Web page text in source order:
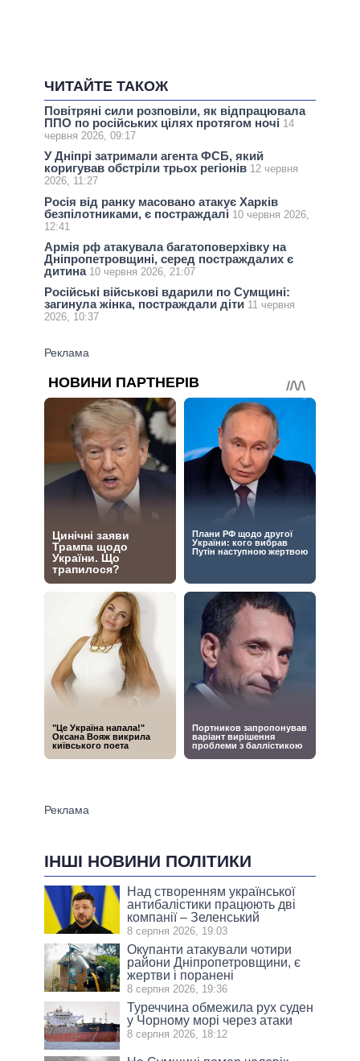
ЧИТАЙТЕ ТАКОЖ
Повітряні сили розповіли, як відпрацювала
ППО по російських цілях протягом ночі 14
червня 2026, 09:17
У Дніпрі затримали агента ФСБ, який
коригував обстріли трьох регіонів 12 червня
2026, 11:27
Росія від ранку масовано атакує Харків
безпілотниками, є постраждалі 10 червня 2026,
12:41
Армія рф атакувала багатоповерхівку на
Дніпропетровщині, серед постраждалих є
дитина 10 червня 2026, 21:07
Російські військові вдарили по Сумщині:
загинула жінка, постраждали діти 11 червня
2026, 10:37
ІНШІ НОВИНИ ПОЛІТИКИ
Над створенням української
антибалістики працюють дві
компанії – Зеленський
8 серпня 2026, 19:03
Окупанти атакували чотири
райони Дніпропетровщини, є
жертви і поранені
8 серпня 2026, 19:36
Туреччина обмежила рух суден
у Чорному морі через атаки
8 серпня 2026, 18:12